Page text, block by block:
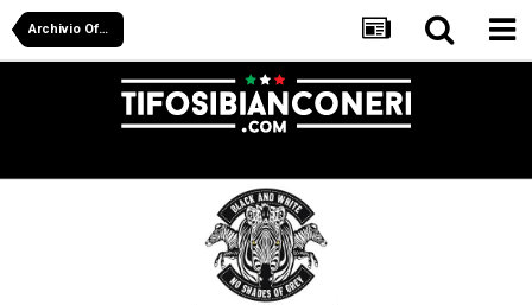
Archivio Off Juve